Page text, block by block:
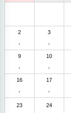
2
-
3
-
9
-
10
-
16
-
17
-
23
24